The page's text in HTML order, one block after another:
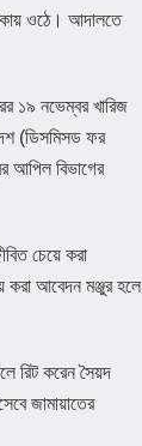
ওঠে। আদালতে
১৯ নভেম্বর খারিজ
(ডিসমিসড ফর
আপিল বিভাগের
চেয়ে করা
করা আবেদন মঞ্জুর হলে
রিট করেন সৈয়দ
জামায়াতের